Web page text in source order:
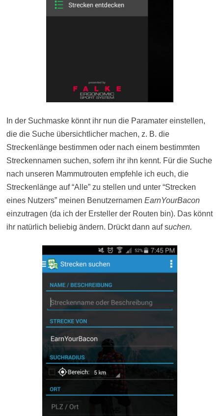
In der Suchmaske könnt ihr nun die Paramater einstellen,
die die Suche übersichtlicher machen, z. B. die
Streckenlänge bestimmen oder nach einem bestimmten
Streckennamen suchen, sofern ihr ihn kennt. Für die Suche
nach unseren Mammutrouten empfehle ich euch, die
Streckenlänge auf “Alle” zu stellen und unter “Strecken
eines Nutzers” meinen Benutzernamen EarnYourBacon
einzutragen (da ich der Ersteller der Routen bin). Das könnt
ihr natürlich beliebig ändern. Drückt dann auf suchen.